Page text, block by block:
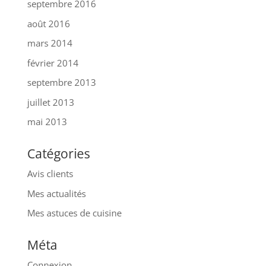
septembre 2016
août 2016
mars 2014
février 2014
septembre 2013
juillet 2013
mai 2013
Catégories
Avis clients
Mes actualités
Mes astuces de cuisine
Méta